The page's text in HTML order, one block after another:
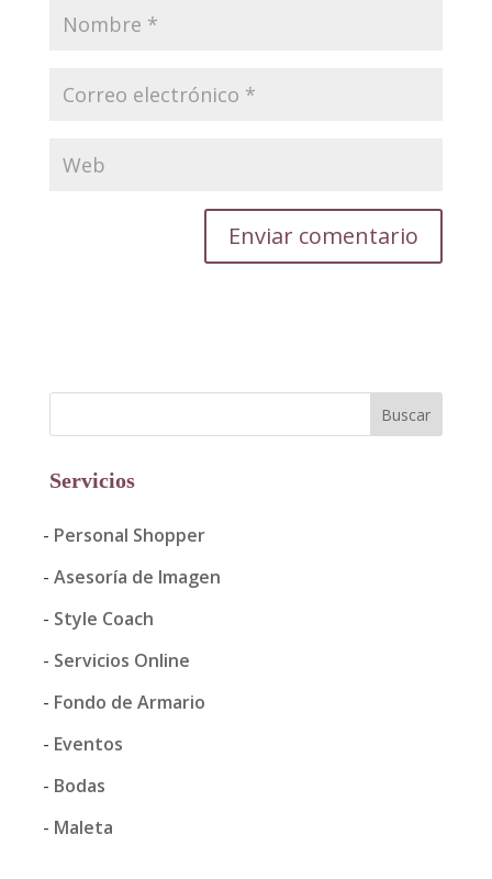
Servicios
Personal Shopper
Asesoría de Imagen
Style Coach
Servicios Online
Fondo de Armario
Eventos
Bodas
Maleta